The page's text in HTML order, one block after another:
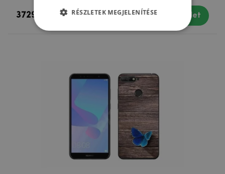
3729 Ft Készleten Részlet
RÉSZLETEK MEGJELENÍTÉSE